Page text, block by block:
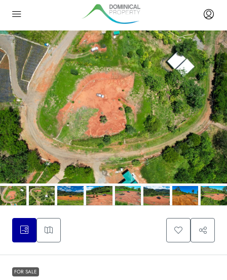
FOR SALE